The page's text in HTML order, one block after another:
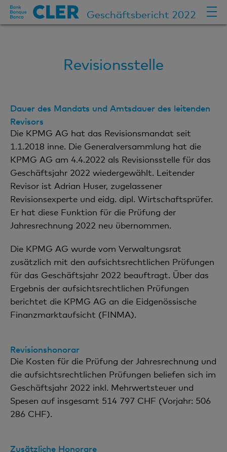
Geschäftsbericht 2022
Revisionsstelle
Dauer des Mandats und Amtsdauer des leitenden
Revisors
Die KPMG AG hat das Revisionsmandat seit
1.1.2018 inne. Die Generalversammlung hat die
KPMG AG am 4.4.2022 als Revisionsstelle für das
Geschäftsjahr 2022 wiedergewählt. Leitender
Revisor ist Adrian Huser, zugelassener
Revisionsexperte und eidg. dipl. Wirtschaftsprüfer.
Er hat diese Funktion für die Prüfung der
Jahresrechnung 2022 neu übernommen.
Die KPMG AG wurde vom Verwaltungsrat
zusätzlich mit den aufsichtsrechtlichen Prüfungen
für das Geschäftsjahr 2022 beauftragt. Über das
Ergebnis der aufsichtsrechtlichen Prüfungen
berichtet die KPMG AG an die Eidgenössische
Finanzmarktaufsicht (FINMA).
Revisionshonorar
Die Kosten für die Prüfung der Jahresrechnung und
die aufsichtsrechtlichen Prüfungen beliefen sich im
Geschäftsjahr 2022 inkl. Mehrwertsteuer und
Spesen auf insgesamt 514 797 CHF (Vorjahr: 506
286 CHF).
Zusätzliche Honorare